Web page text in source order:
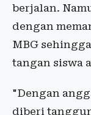
berjalan.
dengan
MBG
tangan siswa
"Dengan
diberi